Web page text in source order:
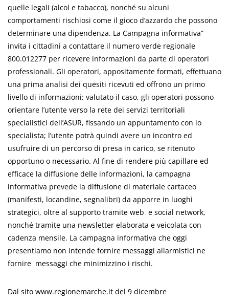
quelle legali (alcol e tabacco), nonché su alcuni
comportamenti rischiosi come il gioco d’azzardo che possono
determinare una dipendenza. La Campagna informativa”
invita i cittadini a contattare il numero verde regionale
800.012277 per ricevere informazioni da parte di operatori
professionali. Gli operatori, appositamente formati, effettuano
una prima analisi dei quesiti ricevuti ed offrono un primo
livello di informazioni; valutato il caso, gli operatori possono
orientare l’utente verso la rete dei servizi territoriali
specialistici dell’ASUR, fissando un appuntamento con lo
specialista; l’utente potrà quindi avere un incontro ed
usufruire di un percorso di presa in carico, se ritenuto
opportuno o necessario. Al fine di rendere più capillare ed
efficace la diffusione delle informazioni, la campagna
informativa prevede la diffusione di materiale cartaceo
(manifesti, locandine, segnalibri) da apporre in luoghi
strategici, oltre al supporto tramite web e social network,
nonché tramite una newsletter elaborata e veicolata con
cadenza mensile. La campagna informativa che oggi
presentiamo non intende fornire messaggi allarmistici ne
fornire messaggi che minimizzino i rischi.
Dal sito www.regionemarche.it del 9 dicembre